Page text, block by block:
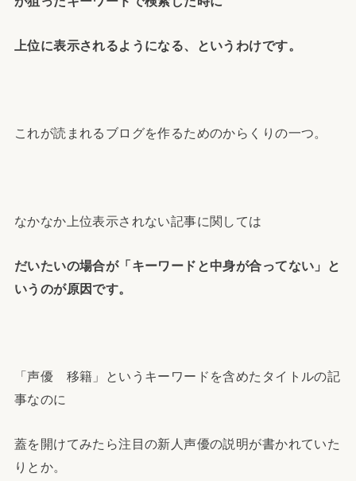
上位に表示されるようになる、というわけです。
これが読まれるブログを作るためのからくりの一つ。
なかなか上位表示されない記事に関しては
だいたいの場合が「キーワードと中身が合ってない」と
いうのが原因です。
「声優 移籍」というキーワードを含めたタイトルの記
事なのに
蓋を開けてみたら注目の新人声優の説明が書かれていた
りとか。